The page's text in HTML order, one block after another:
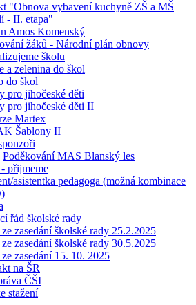
"Obnova vybavení kuchyně ZŠ a MŠ
- II. etapa"
Amos Komenský
žáků - Národní plán obnovy
školu
a zelenina do škol
do škol
pro jihočeské děti
pro jihočeské děti II
Martex
Šablony II
Poděkování MAS Blanský les
přijmeme
asistentka pedagoga (možná kombinace
řád školské rady
zasedání školské rady 25.2.2025
zasedání školské rady 30.5.2025
zasedání 15. 10. 2025
na ŠR
ČŠI
stažení